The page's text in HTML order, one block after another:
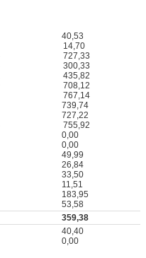
40,53
14,70
727,33
300,33
435,82
708,12
767,14
739,74
727,22
755,92
0,00
0,00
49,99
26,84
33,50
11,51
183,95
53,58
359,38
40,40
0,00